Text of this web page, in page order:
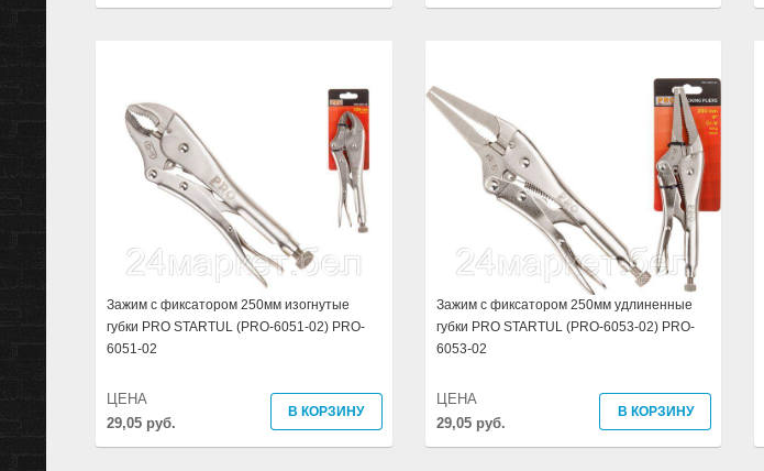
Зажим с фиксатором 250мм изогнутые
губки PRO STARTUL (PRO-6051-02) PRO-
6051-02
29,05 руб.
ЦЕНА
В КОРЗИНУ
Зажим с фиксатором 250мм удлиненные
губки PRO STARTUL (PRO-6053-02) PRO-
6053-02
29,05 руб.
ЦЕНА
В КОРЗИНУ